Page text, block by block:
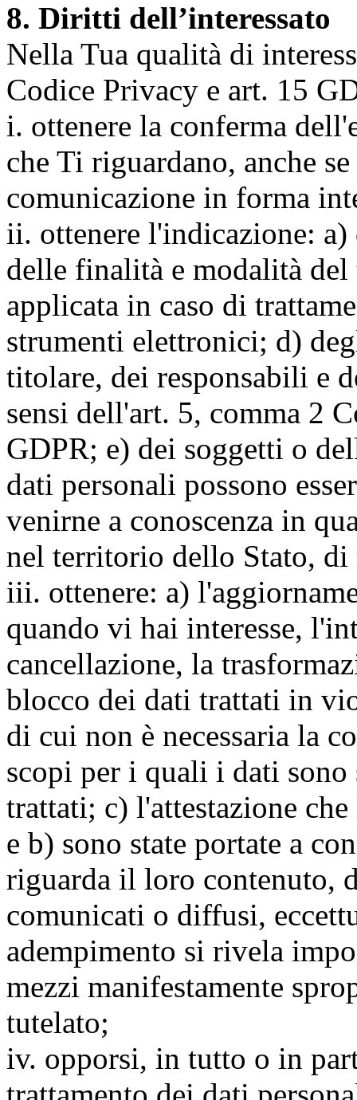
8. Diritti dell’interessato
Nella Tua qualità di
Codice Privacy e art. 15
i. ottenere la conferma
che Ti riguardano, anche
comunicazione in forma
ii. ottenere l'indicazione:
delle finalità e modalità
applicata in caso di
strumenti elettronici; d)
titolare, dei responsabili e
sensi dell'art. 5, comma 2
GDPR; e) dei soggetti o
dati personali possono
venirne a conoscenza in
nel territorio dello Stato,
iii. ottenere: a)
quando vi hai interesse,
cancellazione, la
blocco dei dati trattati in
di cui non è necessaria la
scopi per i quali i dati sono
trattati; c) l'attestazione
e b) sono state portate a
riguarda il loro contenuto,
comunicati o diffusi,
adempimento si rivela
mezzi manifestamente
tutelato;
iv. opporsi, in tutto o in